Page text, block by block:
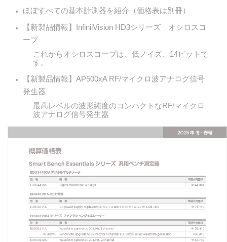
ほぼすべての基本計測器を紹介（価格表は別冊）
【新製品情報】InfiniiVision HD3シリーズ オシロスコ
ープ
これからオシロスコープは、低ノイズ、14ビットで
す。
【新製品情報】AP500xA RF/マイクロ波アナログ信号
発生器
最高レベルの波形純度のコンパクトなRF/マイクロ
波アナログ信号発生器